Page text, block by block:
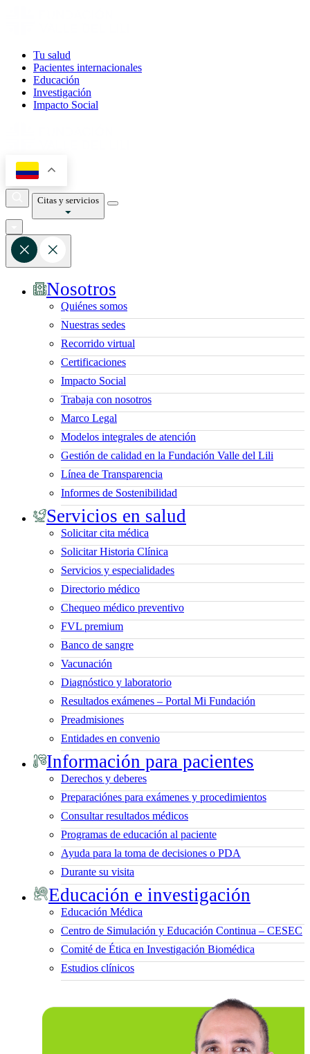
Tu salud
Pacientes internacionales
Educación
Investigación
Impacto Social
Citas y servicios
Nosotros
Quiénes somos
Nuestras sedes
Recorrido virtual
Certificaciones
Impacto Social
Trabaja con nosotros
Marco Legal
Modelos integrales de atención
Gestión de calidad en la Fundación Valle del Lili
Línea de Transparencia
Informes de Sostenibilidad
Servicios en salud
Solicitar cita médica
Solicitar Historia Clínica
Servicios y especialidades
Directorio médico
Chequeo médico preventivo
FVL premium
Banco de sangre
Vacunación
Diagnóstico y laboratorio
Resultados exámenes – Portal Mi Fundación
Preadmisiones
Entidades en convenio
Información para pacientes
Derechos y deberes
Preparaciónes para exámenes y procedimientos
Consultar resultados médicos
Programas de educación al paciente
Ayuda para la toma de decisiones o PDA
Durante su visita
Educación e investigación
Educación Médica
Centro de Simulación y Educación Continua – CESEC
Comité de Ética en Investigación Biomédica
Estudios clínicos